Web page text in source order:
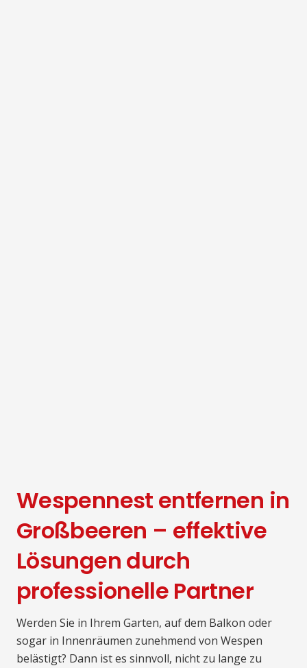
Wespennest entfernen in
Großbeeren – effektive
Lösungen durch
professionelle Partner
Werden Sie in Ihrem Garten, auf dem Balkon oder
sogar in Innenräumen zunehmend von Wespen
belästigt? Dann ist es sinnvoll, nicht zu lange zu